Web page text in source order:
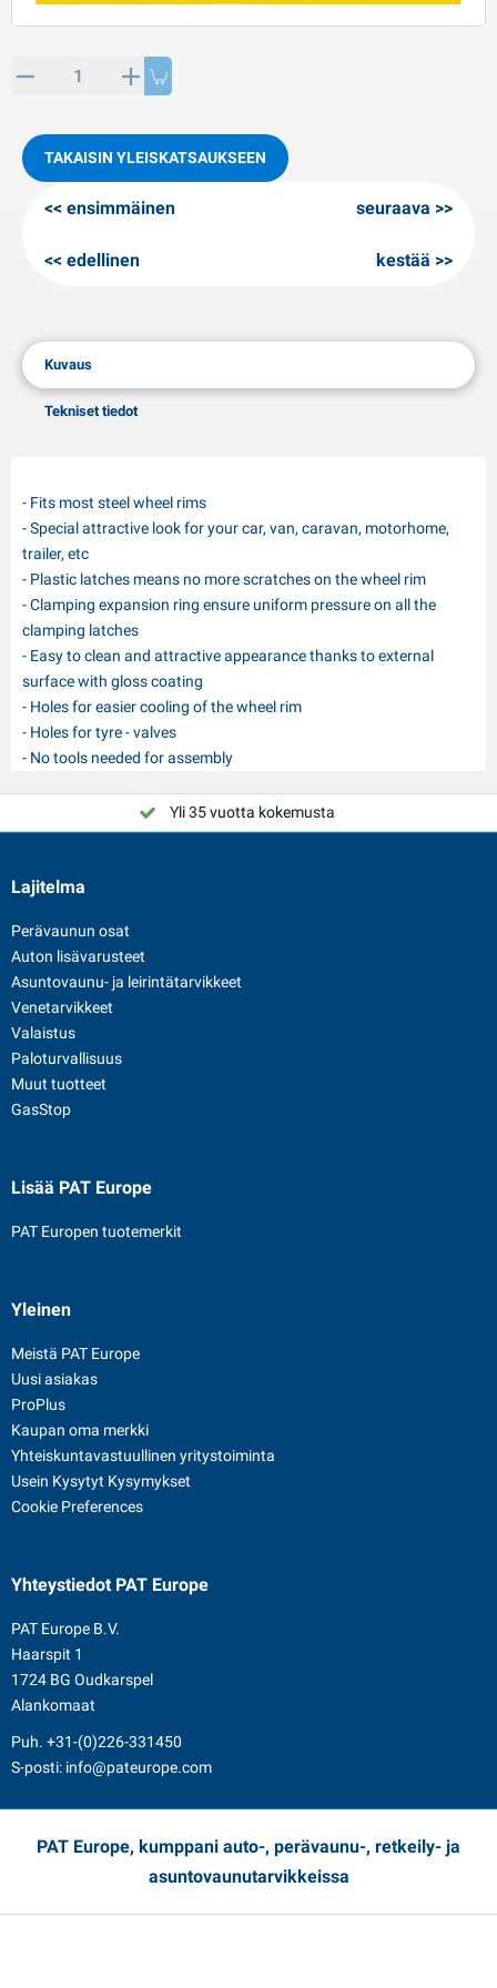
artikkeleita
KO artikkeleita
TAKAISIN YLEISKATSAUKSEEN
ensimmäinen
edellinen
seuraava
kestää
Kuvaus
Tekniset tiedot
- Fits most steel wheel rims
- Special attractive look for your car, van, caravan, motorhome,
trailer, etc
- Plastic latches means no more scratches on the wheel rim
- Clamping expansion ring ensure uniform pressure on all the
clamping latches
- Easy to clean and attractive appearance thanks to external
surface with gloss coating
- Holes for easier cooling of the wheel rim
- Holes for tyre - valves
- No tools needed for assembly
Valitse PAT Europe
Yli 35 vuotta kokemusta
Lajitelma
Perävaunun osat
Auton lisävarusteet
Asuntovaunu- ja leirintätarvikkeet
Venetarvikkeet
Valaistus
Paloturvallisuus
Muut tuotteet
GasStop
Lisää PAT Europe
PAT Europen tuotemerkit
Yleinen
Meistä PAT Europe
Uusi asiakas
ProPlus
Kaupan oma merkki
Yhteiskuntavastuullinen yritystoiminta
Usein Kysytyt Kysymykset
Cookie Preferences
YhteystiedotPAT Europe
PAT Europe B.V.
Haarspit 1
1724 BG Oudkarspel
Alankomaat
Puh. +31-(0)226-331450
S-posti: info@pateurope.com
PAT Europe, kumppani auto-, perävaunu-, retkeily- ja
asuntovaunutarvikkeissa